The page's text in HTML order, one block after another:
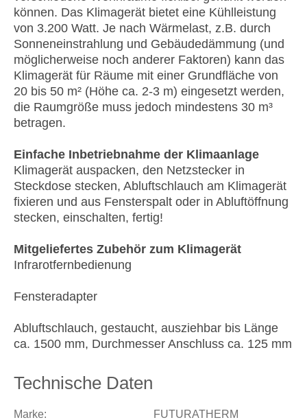
können. Das Klimagerät bietet eine Kühlleistung
von 3.200 Watt. Je nach Wärmelast, z.B. durch
Sonneneinstrahlung und Gebäudedämmung (und
möglicherweise noch anderer Faktoren) kann das
Klimagerät für Räume mit einer Grundfläche von
20 bis 50 m² (Höhe ca. 2-3 m) eingesetzt werden,
die Raumgröße muss jedoch mindestens 30 m³
betragen.
Einfache Inbetriebnahme der Klimaanlage
Klimagerät auspacken, den Netzstecker in
Steckdose stecken, Abluftschlauch am Klimagerät
fixieren und aus Fensterspalt oder in Abluftöffnung
stecken, einschalten, fertig!
Mitgeliefertes Zubehör zum Klimagerät
Infrarotfernbedienung
Fensteradapter
Abluftschlauch, gestaucht, ausziehbar bis Länge
ca. 1500 mm, Durchmesser Anschluss ca. 125 mm
Technische Daten
Marke:
FUTURATHERM